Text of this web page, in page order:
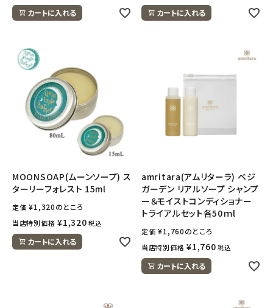
カートに入れる カートに入れる
MOONSOAP(ムーンソープ) ス
ターリーフォレスト 15ml
定価 ¥1,320のところ
当店特別価格 ¥1,320 税込
カートに入れる
amritara(アムリターラ) ベジ
ガーデン リアルソープ シャンプ
ー＆モイストコンディショナー
トライアルセット各50ｍl
定価 ¥1,760のところ
当店特別価格 ¥1,760 税込
カートに入れる